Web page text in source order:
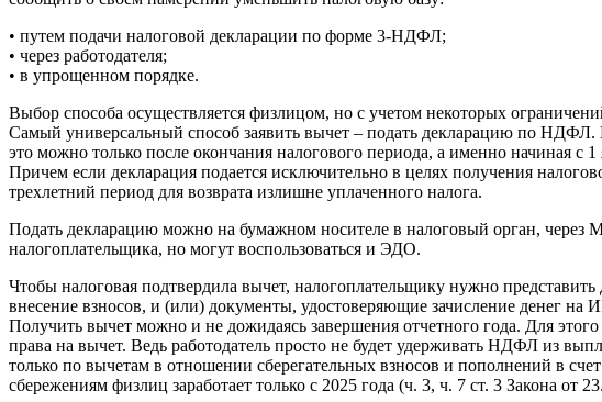
• путем подачи налоговой декларации по форме 3-НДФЛ;
• через работодателя;
• в упрощенном порядке.
Выбор способа осуществляется физлицом, но с учетом некоторых
Самый универсальный способ заявить вычет – подать декларацию по
это можно только после окончания налогового периода, а именно начиная с
Причем если декларация подается исключительно в целях получения
трехлетний период для возврата излишне уплаченного налога.
Подать декларацию можно на бумажном носителе в налоговый орган,
налогоплательщика, но могут воспользоваться и ЭДО.
Чтобы налоговая подтвердила вычет, налогоплательщику нужно
внесение взносов, и (или) документы, удостоверяющие зачисление денег на
Получить вычет можно и не дожидаясь завершения отчетного года. Для
права на вычет. Ведь работодатель просто не будет удерживать НДФЛ из
только по вычетам в отношении сберегательных взносов и пополнений в
сбережениям физлиц заработает только с 2025 года (ч. 3, ч. 7 ст. 3 Закона от